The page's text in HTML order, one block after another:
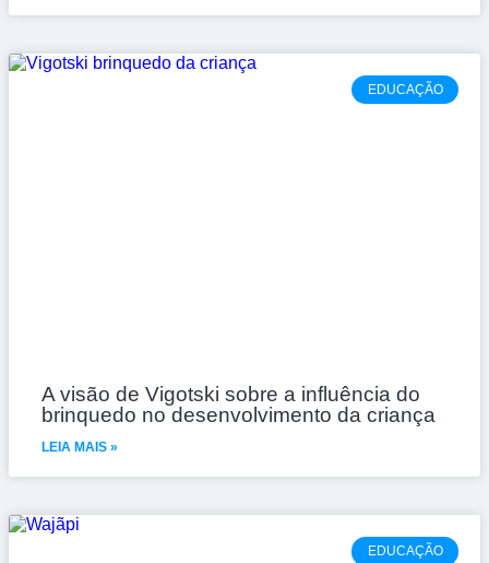
EDUCAÇÃO
A visão de Vigotski sobre a influência do
brinquedo no desenvolvimento da criança
LEIA MAIS »
EDUCAÇÃO